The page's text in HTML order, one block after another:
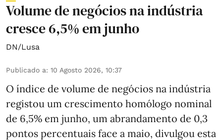
Volume de negócios na indústria
cresce 6,5% em junho
DN/Lusa
Publicado a: 10 Agosto 2026, 10:37
O índice de volume de negócios na indústria
registou um crescimento homólogo nominal
de 6,5% em junho, um abrandamento de 0,3
pontos percentuais face a maio, divulgou esta